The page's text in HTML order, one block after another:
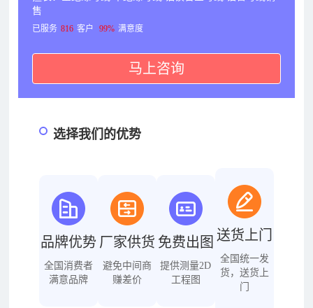
售
已服务 816 客户 99% 满意度
马上咨询
选择我们的优势
品牌优势
全国消费者
满意品牌
厂家供货
避免中间商
赚差价
免费出图
提供测量2D
工程图
送货上门
全国统一发
货，送货上
门